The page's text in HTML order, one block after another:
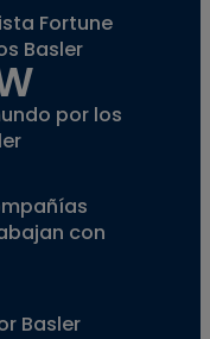
Fortune
Basler
por los
con
Basler